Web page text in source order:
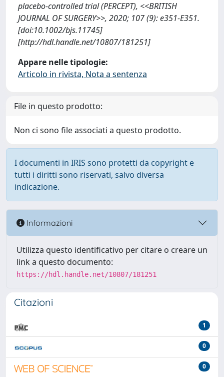
placebo-controlled trial (PERCEPT), <<BRITISH
JOURNAL OF SURGERY>>, 2020; 107 (9): e351-E351.
[doi:10.1002/bjs.11745]
[http://hdl.handle.net/10807/181251]
Appare nelle tipologie:
Articolo in rivista, Nota a sentenza
File in questo prodotto:
Non ci sono file associati a questo prodotto.
I documenti in IRIS sono protetti da copyright e
tutti i diritti sono riservati, salvo diversa
indicazione.
Informazioni
Utilizza questo identificativo per citare o creare un
link a questo documento:
https://hdl.handle.net/10807/181251
Citazioni
1
0
0